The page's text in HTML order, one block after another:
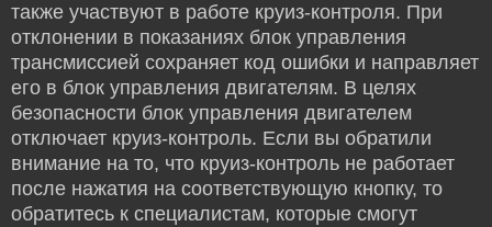
также участвуют в работе круиз-контроля. При
отклонении в показаниях блок управления
трансмиссией сохраняет код ошибки и направляет
его в блок управления двигателям. В целях
безопасности блок управления двигателем
отключает круиз-контроль. Если вы обратили
внимание на то, что круиз-контроль не работает
после нажатия на соответствующую кнопку, то
обратитесь к специалистам, которые смогут